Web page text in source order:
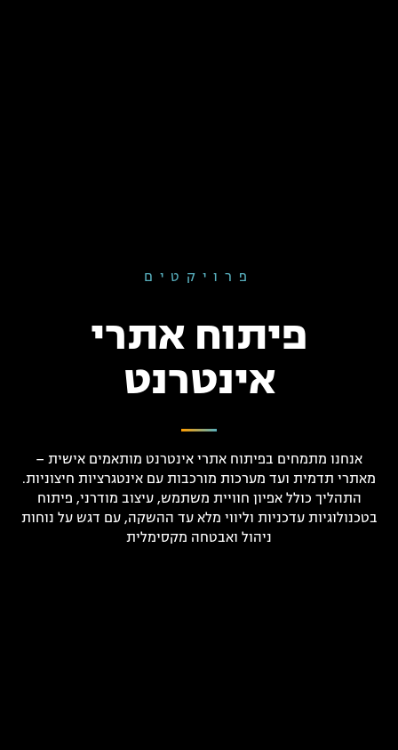
פרויקטים
פיתוח אתרי
אינטרנט
אנחנו מתמחים בפיתוח אתרי אינטרנט מותאמים אישית –
מאתרי תדמית ועד מערכות מורכבות עם אינטגרציות חיצוניות.
התהליך כולל אפיון חוויית משתמש, עיצוב מודרני, פיתוח
בטכנולוגיות עדכניות וליווי מלא עד ההשקה, עם דגש על נוחות
ניהול ואבטחה מקסימלית